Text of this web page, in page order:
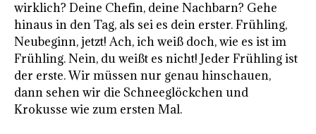
wirklich? Deine Chefin, deine Nachbarn? Gehe
hinaus in den Tag, als sei es dein erster. Frühling,
Neubeginn, jetzt! Ach, ich weiß doch, wie es ist im
Frühling. Nein, du weißt es nicht! Jeder Frühling ist
der erste. Wir müssen nur genau hinschauen,
dann sehen wir die Schneeglöckchen und
Krokusse wie zum ersten Mal.